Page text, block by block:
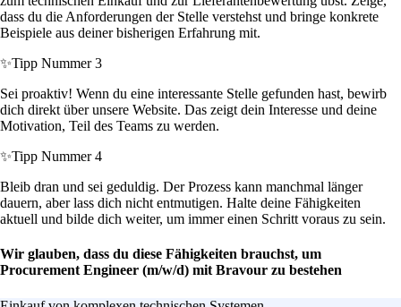
dass du die Anforderungen der Stelle verstehst und bringe konkrete
Beispiele aus deiner bisherigen Erfahrung mit.
✨Tipp Nummer 3
Sei proaktiv! Wenn du eine interessante Stelle gefunden hast, bewirb
dich direkt über unsere Website. Das zeigt dein Interesse und deine
Motivation, Teil des Teams zu werden.
✨Tipp Nummer 4
Bleib dran und sei geduldig. Der Prozess kann manchmal länger
dauern, aber lass dich nicht entmutigen. Halte deine Fähigkeiten
aktuell und bilde dich weiter, um immer einen Schritt voraus zu sein.
Wir glauben, dass du diese Fähigkeiten brauchst, um
Procurement Engineer (m/w/d) mit Bravour zu bestehen